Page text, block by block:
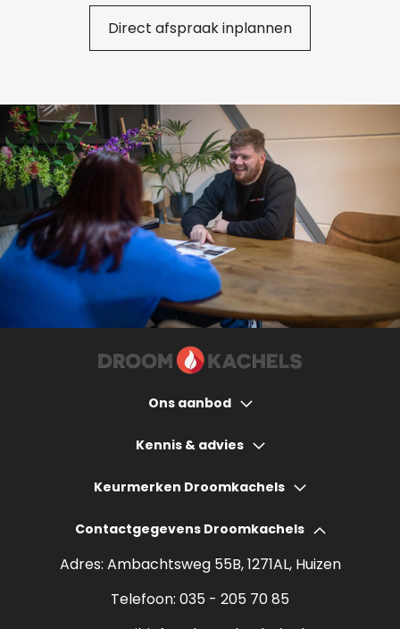
Direct afspraak inplannen
Ons aanbod
Houtkachels
Bio ethanol haarden
Sfeerhaarden
Kennis & advies
Hoeveel bespaart een houtkachel?
Keurmerken Droomkachels
Contactgegevens Droomkachels
Adres: Ambachtsweg 55B, 1271AL, Huizen
Telefoon: 035 - 205 70 85